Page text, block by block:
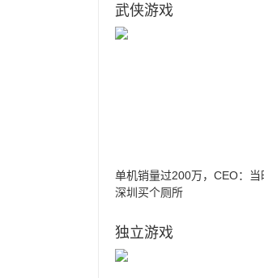
武侠游戏
单机销量过200万，CEO：
深圳买个厕所
独立游戏